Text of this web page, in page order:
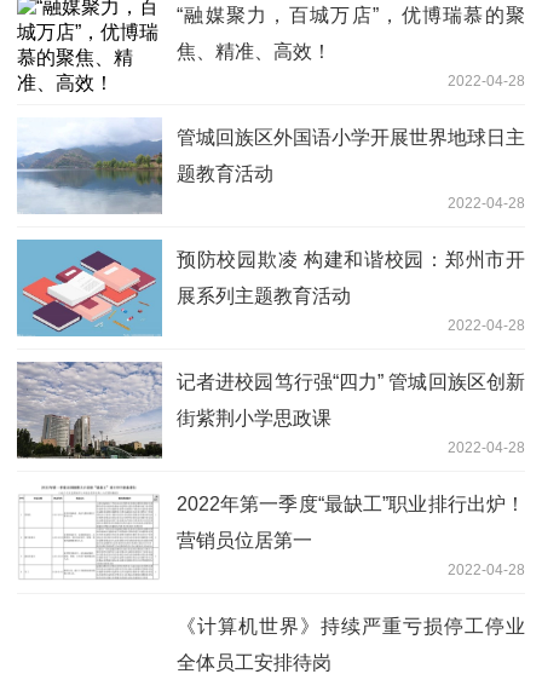
“融媒聚力，百城万店”，优博瑞慕的聚
焦、精准、高效！
2022-04-28
管城回族区外国语小学开展世界地球日主
题教育活动
2022-04-28
预防校园欺凌 构建和谐校园：郑州市开
展系列主题教育活动
2022-04-28
记者进校园笃行强“四力” 管城回族区创新
街紫荆小学思政课
2022-04-28
2022年第一季度“最缺工”职业排行出炉！
营销员位居第一
2022-04-28
《计算机世界》持续严重亏损停工停业
全体员工安排待岗